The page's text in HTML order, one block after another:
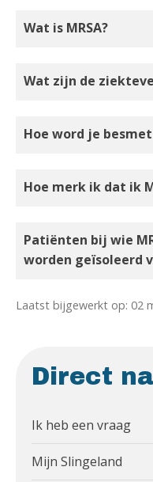
Wat is MRSA?
Wat zijn de
Hoe word je besmet
Hoe merk ik dat ik
Patiënten bij wie
worden geïsoleerd
Laatst bijgewerkt op: 02
Direct
Ik heb een vraag
Mijn Slingeland